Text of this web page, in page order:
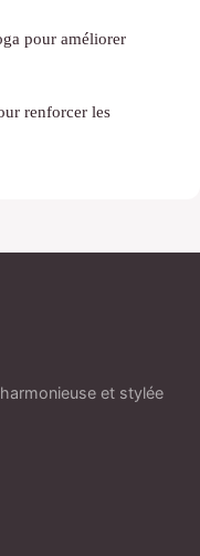
pour améliorer
renforcer les
et stylée